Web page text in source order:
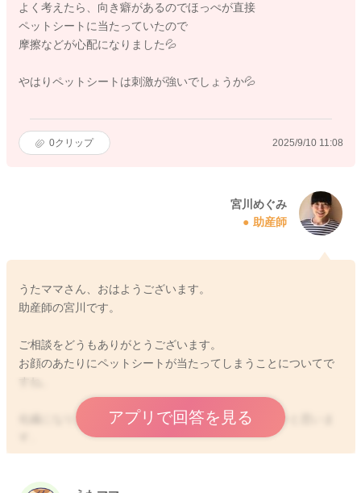
よく考えたら、向き癖があるのでほっぺが直接
ペットシートに当たっていたので
摩擦などが心配になりました💦
やはりペットシートは刺激が強いでしょうか💦
0クリップ 2025/9/10 11:08
宮川めぐみ
助産師
うたママさん、おはようございます。
助産師の宮川です。
ご相談をどうもありがとうございます。
お顔のあたりにペットシートが当たってしまうことについてで
化繊になりますので、お肌にはあまり優しくはないかと思いま
天然素材のものが当たるようにされる方が、気持ちよさも違う
アプリで回答を見る